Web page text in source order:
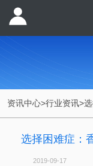
资讯中心>行业资讯>
选择困难症：
2019-09-17